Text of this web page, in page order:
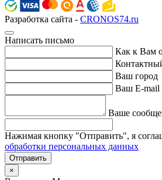
Разработка сайта - CRONOS74.ru
Написать письмо
Как к Вам
Ваш город
Ваш E-mail
Ваше
Нажимая кнопку "Отправить", я
обработки персональных данных
Отправить
×